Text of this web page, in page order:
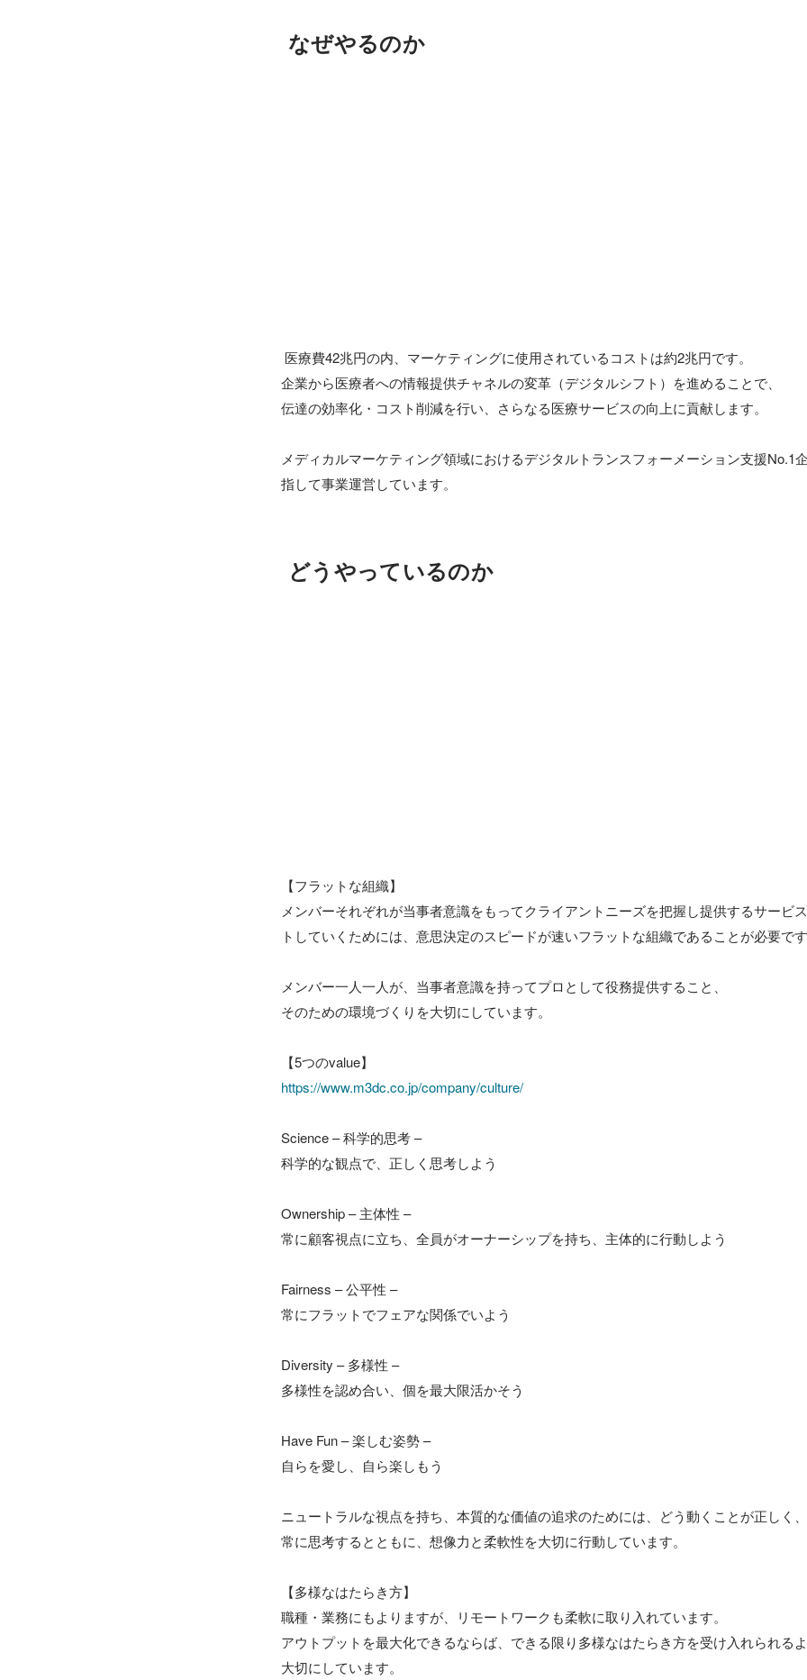
なぜやるのか
企業から医療者への情報提供チャネルの変革（デジタルシフト）を進めることで、
伝達の効率化・コスト削減を行い、さらなる医療サービスの向上に貢献します。
メディカルマーケティング領域におけるデジタルトランスフォーメーション支援No.1
指して事業運営しています。
どうやっているのか
【フラットな組織】
メンバーそれぞれが当事者意識をもってクライアントニーズを把握し提供するサービ
トしていくためには、意思決定のスピードが速いフラットな組織であることが必要です
メンバー一人一人が、当事者意識を持ってプロとして役務提供すること、
そのための環境づくりを大切にしています。
https://www.m3dc.co.jp/company/culture/
Science – 科学的思考 –
科学的な観点で、正しく思考しよう
Ownership – 主体性 –
常に顧客視点に立ち、全員がオーナーシップを持ち、主体的に行動しよう
Fairness – 公平性 –
常にフラットでフェアな関係でいよう
Diversity – 多様性 –
多様性を認め合い、個を最大限活かそう
Have Fun – 楽しむ姿勢 –
自らを愛し、自ら楽しもう
ニュートラルな視点を持ち、本質的な価値の追求のためには、どう動くことが正しく
常に思考するとともに、想像力と柔軟性を大切に行動しています。
【多様なはたらき方】
職種・業務にもよりますが、リモートワークも柔軟に取り入れています。
アウトプットを最大化できるならば、できる限り多様なはたらき方を受け入れられる
大切にしています。